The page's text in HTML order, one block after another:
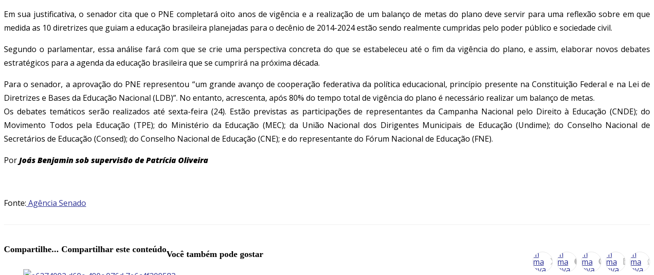
Em sua justificativa, o senador cita que o PNE completará oito anos de vigência e a realização de um balanço de metas do plano deve servir para uma reflexão sobre em que
medida as 10 diretrizes que guiam a educação brasileira planejadas para o decênio de 2014-2024 estão sendo realmente cumpridas pelo poder público e sociedade civil.
Segundo o parlamentar, essa análise fará com que se crie uma perspectiva concreta do que se estabeleceu até o fim da vigência do plano, e assim, elaborar novos debates
estratégicos para a agenda da educação brasileira que se cumprirá na próxima década.
Para o senador, a aprovação do PNE representou “um grande avanço de cooperação federativa da política educacional, princípio presente na Constituição Federal e na Lei de
Diretrizes e Bases da Educação Nacional (LDB)”. No entanto, acrescenta, após 80% do tempo total de vigência do plano é necessário realizar um balanço de metas.
Os debates temáticos serão realizados até sexta-feira (24). Estão previstas as participações de representantes da Campanha Nacional pelo Direito à Educação (CNDE); do
Movimento Todos pela Educação (TPE); do Ministério da Educação (MEC); da União Nacional dos Dirigentes Municipais de Educação (Undime); do Conselho Nacional de
Secretários de Educação (Consed); do Conselho Nacional de Educação (CNE); e do representante do Fórum Nacional de Educação (FNE).
PorJoás Benjamin sob supervisão de Patrícia Oliveira
Fonte: Agência Senado
Compartilhe... Compartilhar este conteúdo em
uma
nova
em
uma
nova
em
uma
nova
em
uma
nova
em
uma
nova
Você também pode gostar